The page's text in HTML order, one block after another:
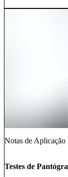
Notas de Aplicação
Testes de